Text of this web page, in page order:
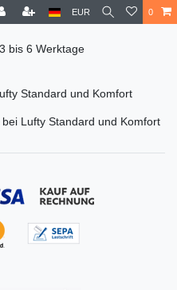
EUR 0
bis 6 Werktage
Standard und Komfort
Lufty Standard und Komfort